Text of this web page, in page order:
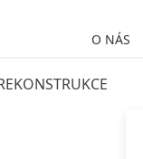
O NÁS